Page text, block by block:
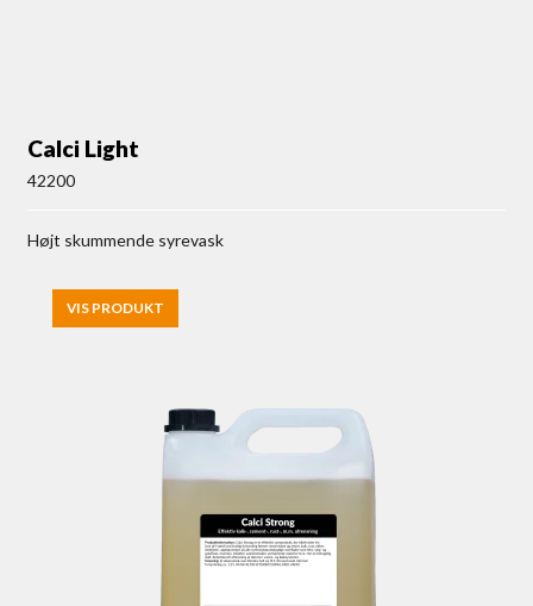
Calci Light
42200
Højt skummende syrevask
VIS PRODUKT